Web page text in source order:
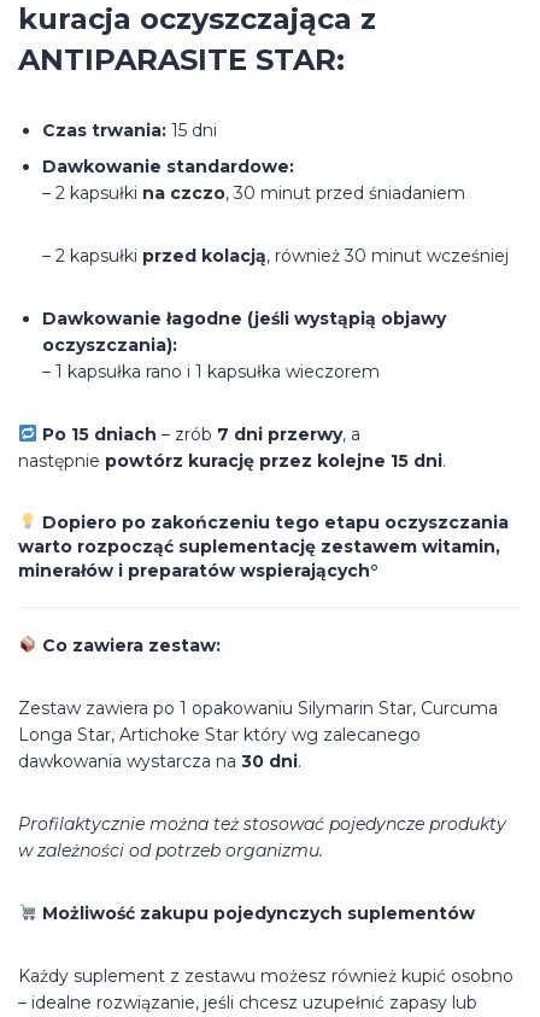
kuracja oczyszczająca z
ANTIPARASITE STAR:
Czas trwania: 15 dni
Dawkowanie standardowe:
– 2 kapsułki na czczo, 30 minut przed śniadaniem
– 2 kapsułki przed kolacją, również 30 minut wcześniej
Dawkowanie łagodne (jeśli wystąpią objawy
oczyszczania):
– 1 kapsułka rano i 1 kapsułka wieczorem
Po 15 dniach – zrób 7 dni przerwy, a
następnie powtórz kurację przez kolejne 15 dni.
Dopiero po zakończeniu tego etapu oczyszczania
warto rozpocząć suplementację zestawem witamin,
minerałów i preparatów wspierających°
Co zawiera zestaw:
Zestaw zawiera po 1 opakowaniu Silymarin Star, Curcuma
Longa Star, Artichoke Star który wg zalecanego
dawkowania wystarcza na 30 dni.
Profilaktycznie można też stosować pojedyncze produkty
w zależności od potrzeb organizmu.
Możliwość zakupu pojedynczych suplementów
Każdy suplement z zestawu możesz również kupić osobno
– idealne rozwiązanie, jeśli chcesz uzupełnić zapasy lub